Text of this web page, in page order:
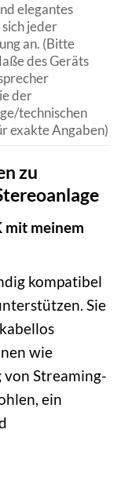
elegantes
sich jeder
an. (Bitte
des Geräts
der
technischen
exakte Angaben)
zu
mit meinem
kompatibel
Sie
wie
Streaming-
ein